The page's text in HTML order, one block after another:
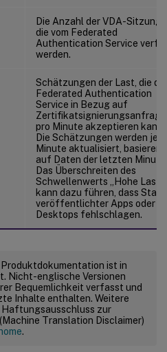
Die Anzahl der VDA-
die vom Federated
Authentication Service
werden.
Schätzungen der Last, die
Federated Authentication
Service in Bezug auf
pro Minute akzeptieren kann.
Die Schätzungen werden
Minute aktualisiert, basierend
auf Daten der letzten Minute.
Das Überschreiten des
Schwellenwerts „Hohe Last“
kann dazu führen, dass
veröffentlichter Apps oder
Desktops fehlschlagen.
ist in
Nicht-englische Versionen
Bequemlichkeit verfasst und
Inhalte enthalten. Weitere
Haftungsausschluss zur
Translation Disclaimer)
.